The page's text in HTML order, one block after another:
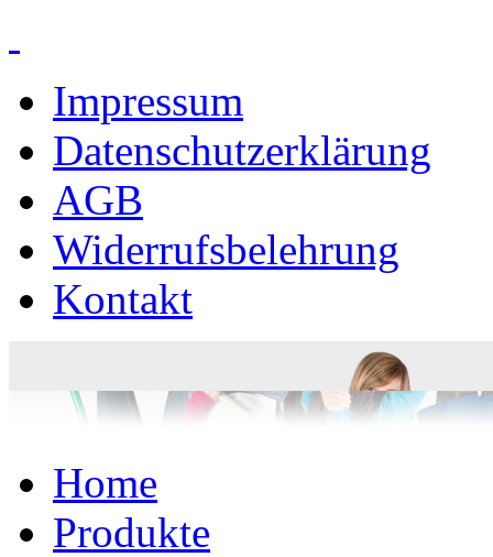
Impressum
Datenschutzerklärung
AGB
Widerrufsbelehrung
Kontakt
Home
Produkte